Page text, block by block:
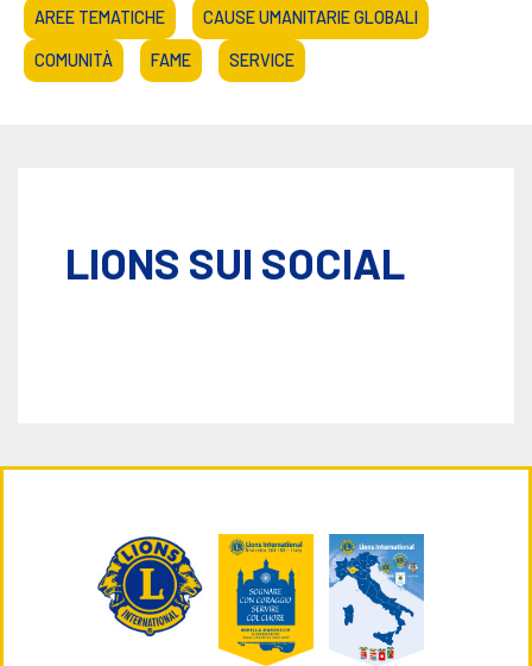
AREE TEMATICHE
CAUSE UMANITARIE GLOBALI
COMUNITÀ FAME SERVICE
LIONS SUI SOCIAL